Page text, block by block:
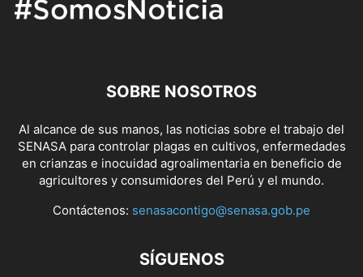
SOBRE NOSOTROS
Al alcance de sus manos, las noticias sobre el trabajo del
SENASA para controlar plagas en cultivos, enfermedades
en crianzas e inocuidad agroalimentaria en beneficio de
agricultores y consumidores del Perú y el mundo.
Contáctenos: senasacontigo@senasa.gob.pe
SÍGUENOS